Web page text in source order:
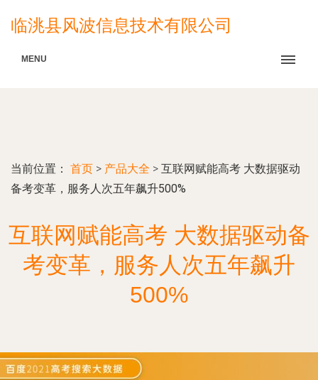
临洮县风波信息技术有限公司
MENU
当前位置： 首页 > 产品大全 > 互联网赋能高考 大数据驱动
备考变革，服务人次五年飙升500%
互联网赋能高考 大数据驱动备
考变革，服务人次五年飙升
500%